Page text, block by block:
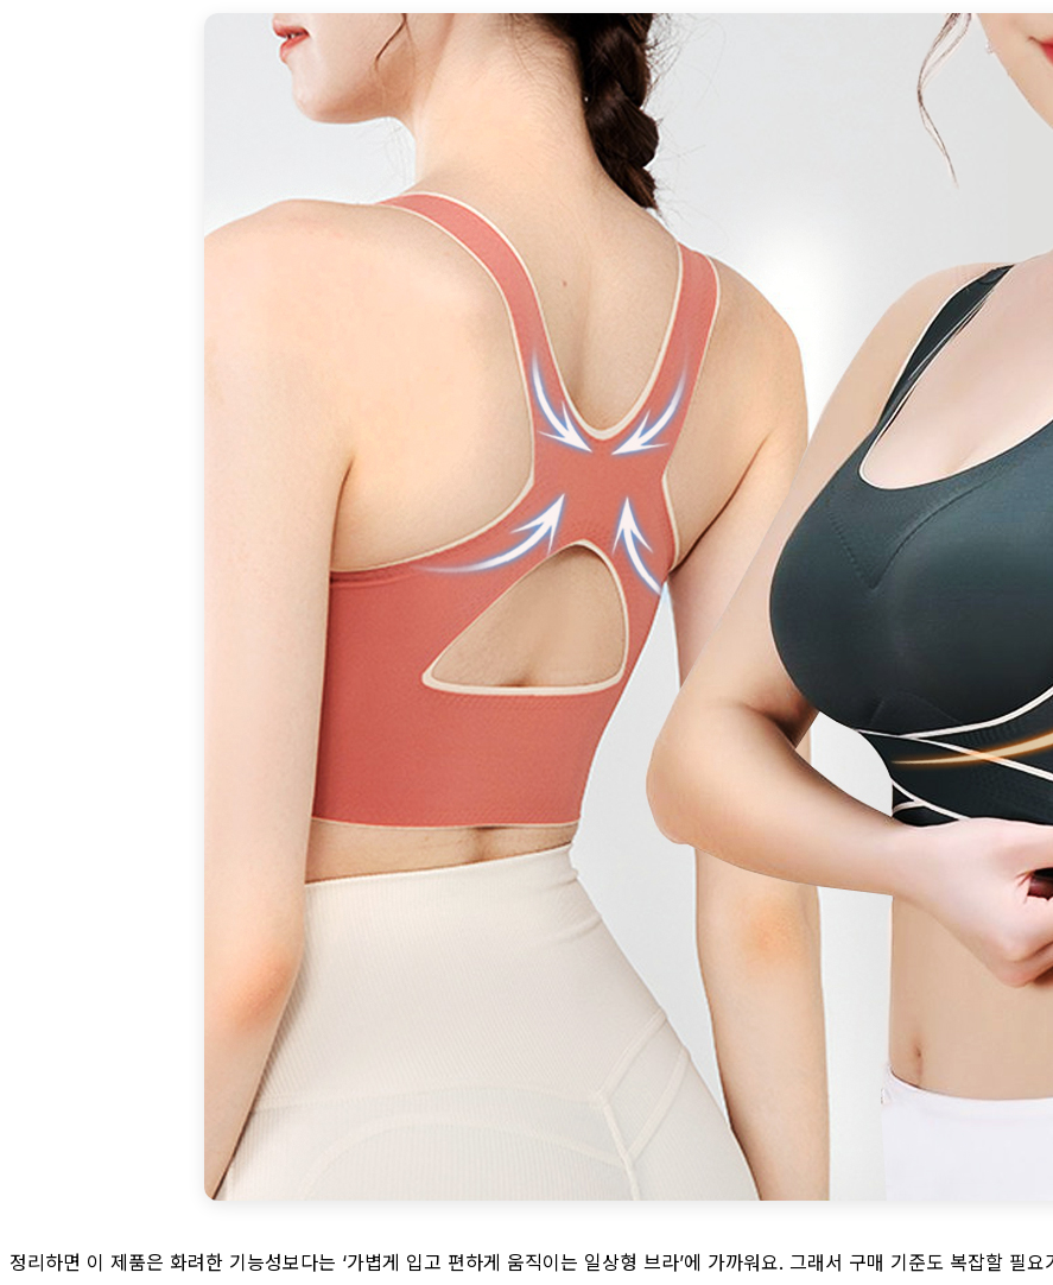
정리하면 이 제품은 화려한 기능성보다는 ‘가볍게 입고 편하게 움직이는 일상형 브라’에 가까워요. 그래서 구매 기준도 복잡할 필